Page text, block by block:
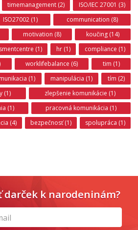
timemanagement (2)
ISO/IEC 27001 (3)
ISO27002 (1)
communication (8)
motivation (8)
koučing (14)
(1) hr (1)
compliance (1)
worklifebalance (6)
tim (1)
(1) manipulácia (1)
tím (2)
(1)
zlepšenie komunikácie (1)
(1)
pracovná komunikácia (1)
(4) bezpečnosť (1) spolupráca (1)
darček k narodeninám?